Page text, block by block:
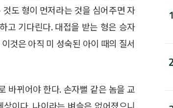
도 형이 먼저라는 것을 심어주면 자
고 기다린다. 대접을 받는 형은 승자
것은 아직 미 성숙된 아이 때의 질서
바뀌어야 한다. 손자뻘 같은 놈을 교